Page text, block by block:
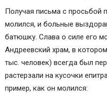
Иоанну, пресвитеру
чудотворцу
Молитва Иоанну
Молитва Иоанну
БЛАГОДАРСТВЕННАЯ
Получая письма с просьбой
молился, и больные
батюшку. Слава о силе его
Андреевский храм, в
тыс. человек) всегда был
растерзали на кусочки
пример, как он молился: